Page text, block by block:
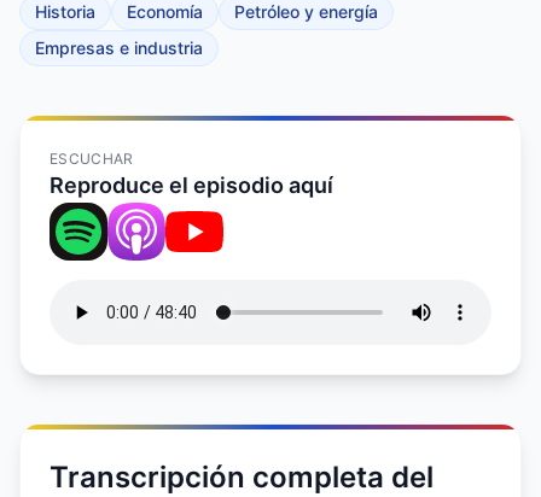
Historia Economía
Petróleo y energía
Empresas e industria
ESCUCHAR
Reproduce el episodio aquí
Transcripción completa del